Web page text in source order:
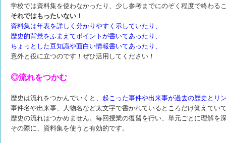
学校では資料集を使わなかったり、少し参考までにのぞく程度で終わる
それではもったいない！
資料集は年表を詳しく分かりやすく示していたり、
歴史的背景をふまえてポイントが書いてあったり、
ちょっとした豆知識や面白い情報書いてあったり、
意外と役に立つのです！ぜひ活用してください！
◎流れをつかむ
歴史は流れをつかんでいくと、 起こった事件や出来事が過去の歴史とリ
事件名や出来事、人物名など太文字で書かれているところだけ覚えてい
歴史の流れはつかめません。 毎回授業の復習を行い、単元ごとに理解を
その際に、資料集を使うと有効的です。